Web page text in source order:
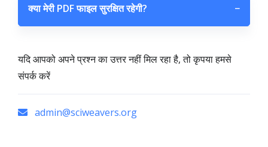
क्या मेरी PDF फाइल सुरक्षित रहेगी? −
यदि आपको अपने प्रश्न का उत्तर नहीं मिल रहा है, तो कृपया हमसे
संपर्क करें
admin@sciweavers.org